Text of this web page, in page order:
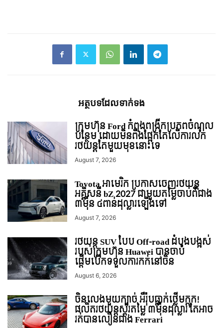
អត្ថបទ​ដែល​ទាក់ទង
ក្រុមហ៊ុន Ford កំពុងពង្រីកប្រភពចំណូល
បន្ថែម ដោយមិនពឹងផ្អែកតែលើការលក់
រថយន្ដតែមួយមុខនោះទេ
August 7, 2026
Toyota អាមេរិក ប្រកាសចេញរថយន្ត
អគ្គិសនី bZ 2027 ជាមួយតម្លៃចាប់ពីជាង
៣ម៉ឺន ៤ពាន់ដុល្លារឡើងទៅ
August 7, 2026
រថយន្ត SUV បែប Off-road ដំបូងបង្អស់
របស់ក្រុមហ៊ុន Huawei បានចាប់
ផ្តើមបើកទទួលការកក់នៅចិន
August 6, 2026
ចិនលេងមួយក្បាច់ អឺរ៉ុបធ្លាក់ថ្លើមក្តុក!
ផលិតរថយន្តស្ព័រតម្លៃ ៣ម៉ឺនដុល្លារ តែអាច
រត់បានលឿនជាង Ferrari